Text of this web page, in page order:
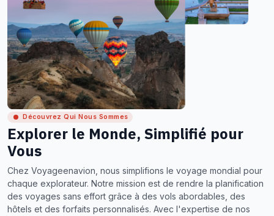
Découvrez Qui Nous Sommes
Explorer le Monde, Simplifié pour
Vous
Chez Voyageenavion, nous simplifions le voyage mondial pour
chaque explorateur. Notre mission est de rendre la planification
des voyages sans effort grâce à des vols abordables, des
hôtels et des forfaits personnalisés. Avec l'expertise de nos